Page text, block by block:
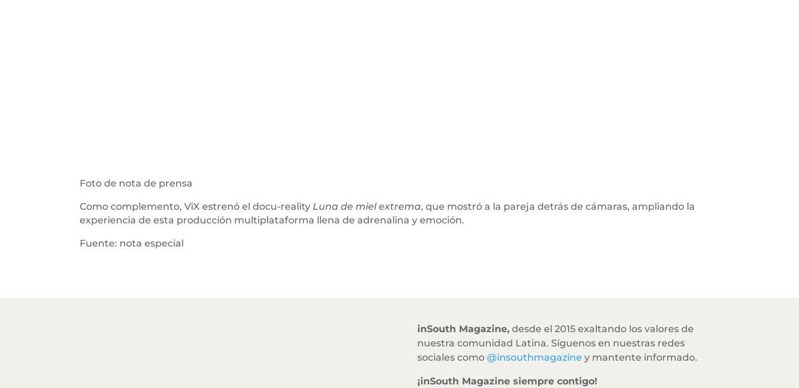
Foto de nota de prensa
Como complemento, ViX estrenó el docu-reality Luna de miel extrema, que mostró a la pareja detrás de cámaras, ampliando la
experiencia de esta producción multiplataforma llena de adrenalina y emoción.
Fuente: nota especial
inSouth Magazine,desde el 2015 exaltando los valores de
nuestra comunidad Latina. Síguenos en nuestras redes
sociales como @insouthmagazine y mantente informado.
¡inSouth Magazine siempre contigo!